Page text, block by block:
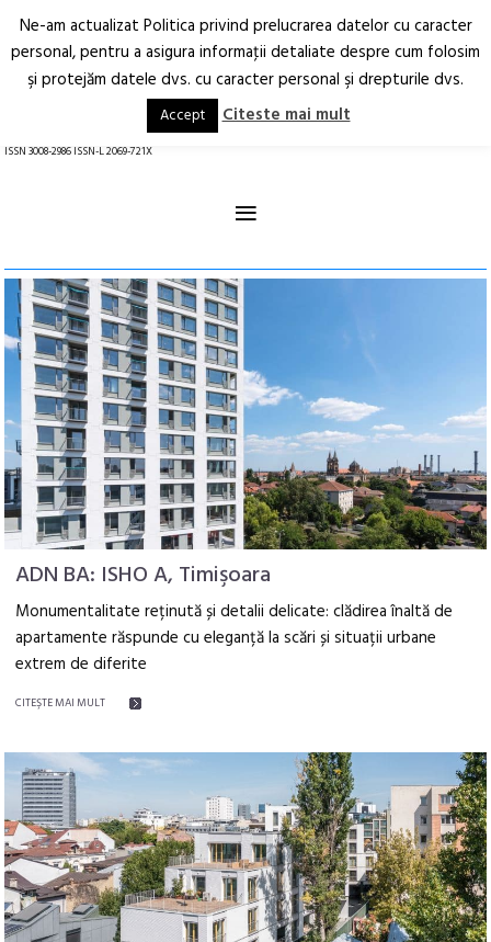
Arhitectură.
Oraș.
RO EN
ISSN 3008-2986 ISSN-L 2069-721X
≡
ADN BA: ISHO A, Timişoara
Monumentalitate reținută și detalii delicate: clădirea înaltă de
apartamente răspunde cu eleganță la scări și situații urbane
extrem de diferite
CITEŞTE MAI MULT
Ne-am actualizat Politica privind prelucrarea datelor cu caracter
personal, pentru a asigura informaţii detaliate despre cum folosim
şi protejăm datele dvs. cu caracter personal şi drepturile dvs.
Accept Citeste mai mult